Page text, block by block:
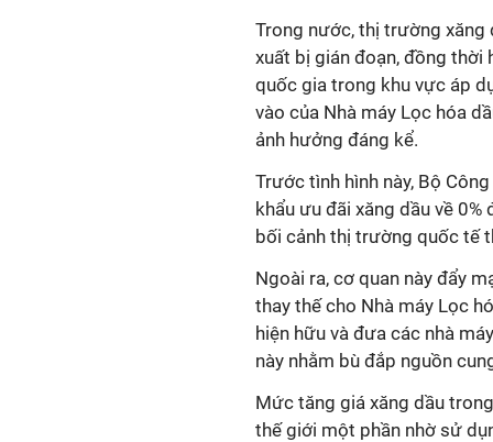
Trong nước, thị trường xăng
xuất bị gián đoạn, đồng thời
quốc gia trong khu vực áp
vào của Nhà máy Lọc hóa
ảnh hưởng đáng kể.
Trước tình hình này, Bộ
khẩu ưu đãi xăng dầu về
bối cảnh thị trường quốc tế
Ngoài ra, cơ quan này đẩy
thay thế cho Nhà máy Lọc
hiện hữu và đưa các nhà
này nhằm bù đắp nguồn
Mức tăng giá xăng dầu
thế giới một phần nhờ sử